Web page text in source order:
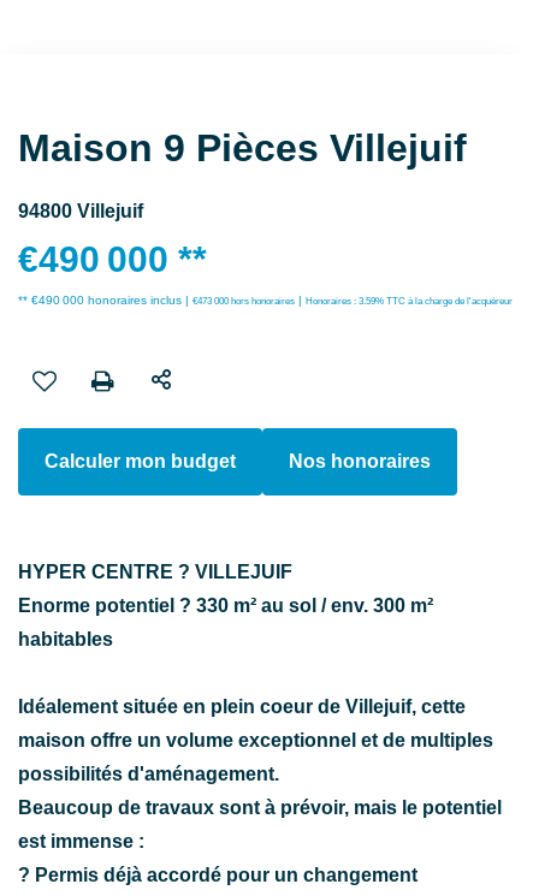
Maison 9 Pièces Villejuif
94800 Villejuif
€490 000 **
** €490 000 honoraires inclus | €473 000 hors honoraires | Honoraires : 3.59% TTC à la charge de l'acquéreur
Calculer mon budget Nos honoraires
HYPER CENTRE ? VILLEJUIF
Enorme potentiel ? 330 m² au sol / env. 300 m²
habitables
Idéalement située en plein coeur de Villejuif, cette
maison offre un volume exceptionnel et de multiples
possibilités d'aménagement.
Beaucoup de travaux sont à prévoir, mais le potentiel
est immense :
? Permis déjà accordé pour un changement